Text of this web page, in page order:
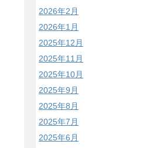
2026年2月
2026年1月
2025年12月
2025年11月
2025年10月
2025年9月
2025年8月
2025年7月
2025年6月